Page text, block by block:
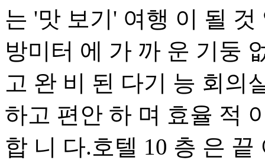
는 '맛 보기' 여행 이 될
방미터 에 가 까 운 기둥
고 완 비 된 다기 능 회의
하고 편안 하 며 효율 적
합 니 다.호텔 10 층 은